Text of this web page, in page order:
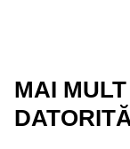
MAI